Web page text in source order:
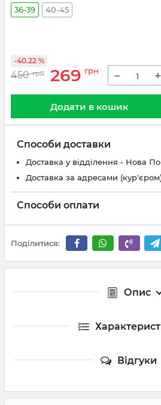
36-39 40-45
450 грн 269 грн
-40.22 %
− +
Додати в кошик
Способи доставки
Доставка у відділення - Нова
Доставка за адресами
Способи оплати
Поділитися:
Опис
Відгуки